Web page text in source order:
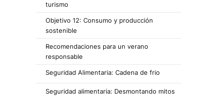
turismo
Objetivo 12: Consumo y producción
sostenible
Recomendaciones para un verano
responsable
Seguridad Alimentaria: Cadena de frio
Seguridad alimentaria: Desmontando mitos